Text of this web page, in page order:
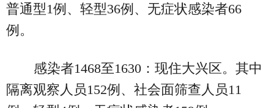
普通型1例、轻型36例、无症状感染者66
例。
感染者1468至1630：现住大兴区。其中
隔离观察人员152例、社会面筛查人员11